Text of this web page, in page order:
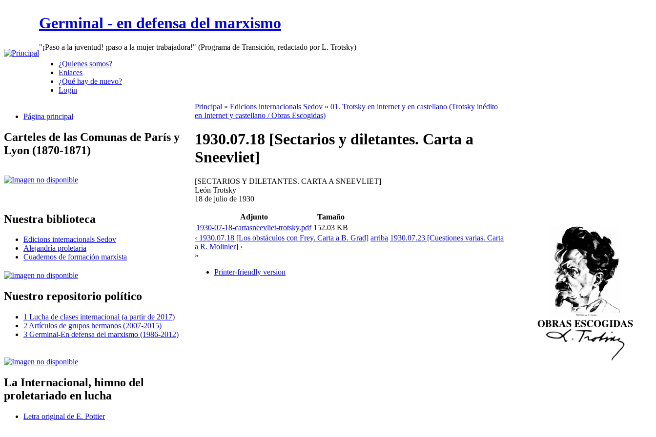
Germinal - en defensa del marxismo
"¡Paso a la juventud! ¡paso a la mujer trabajadora!" (Programa de Transición, redactado por L. Trotsky)
¿Quienes somos?
Enlaces
¿Qué hay de nuevo?
Login
Página principal
Carteles de las Comunas de París y
Lyon (1870-1871)
Nuestra biblioteca
Edicions internacionals Sedov
Alejandría proletaria
Cuadernos de formación marxista
Nuestro repositorio político
1 Lucha de clases internacional (a partir de 2017)
2 Artículos de grupos hermanos (2007-2015)
3 Germinal-En defensa del marxismo (1986-2012)
La Internacional, himno del
proletariado en lucha
Letra original de E. Pottier
Principal » Edicions internacionals Sedov » 01. Trotsky en internet y en castellano (Trotsky inédito
en Internet y castellano / Obras Escogidas)
1930.07.18 [Sectarios y diletantes. Carta a
Sneevliet]
[SECTARIOS Y DILETANTES. CARTA A SNEEVLIET]
León Trotsky
18 de julio de 1930
Adjunto
Tamaño
1930-07-18-cartasneevliet-trotsky.pdf 152.03 KB
‹ 1930.07.18 [Los obstáculos con Frey. Carta a B. Grad] arriba 1930.07.23 [Cuestiones varias. Carta
a R. Molinier] ›
»
Printer-friendly version